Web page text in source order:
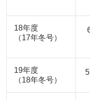
18年度
（17年冬号）
19年度
（18年冬号）